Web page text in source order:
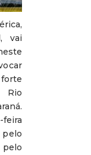
vai
Rio
feira
pelo